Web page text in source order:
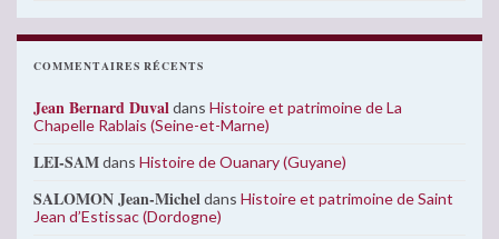
COMMENTAIRES RÉCENTS
Jean Bernard Duvaldans Histoire et patrimoine de La
Chapelle Rablais (Seine-et-Marne)
LEI-SAMdans Histoire de Ouanary (Guyane)
SALOMON Jean-Micheldans Histoire et patrimoine de Saint
Jean d’Estissac (Dordogne)